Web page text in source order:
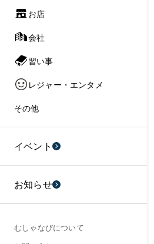
お店
会社
習い事
レジャー・エンタメ
その他
イベント
お知らせ
むしゃなびについて